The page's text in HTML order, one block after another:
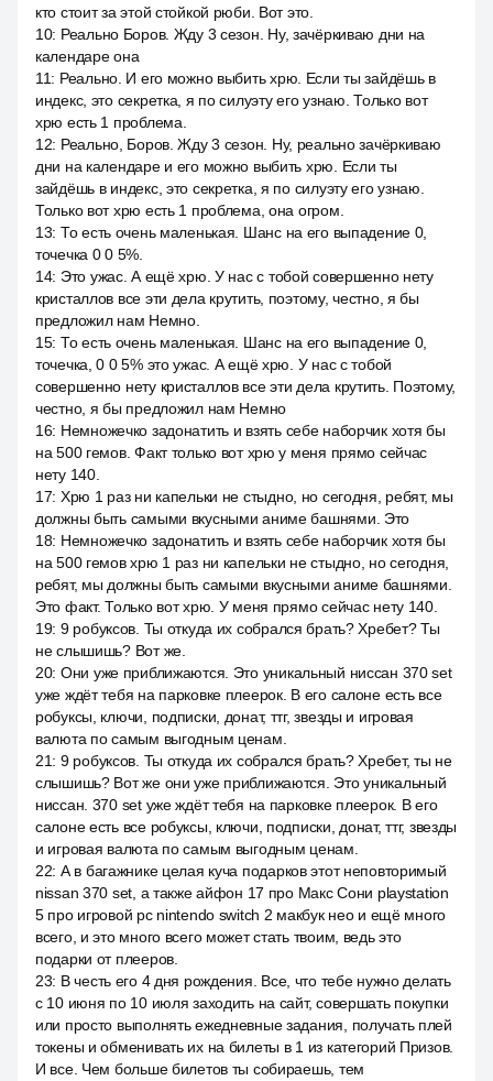
кто стоит за этой стойкой рюби. Вот это.
10: Реально Боров. Жду 3 сезон. Ну, зачёркиваю дни на
календаре она
11: Реально. И его можно выбить хрю. Если ты зайдёшь в
индекс, это секретка, я по силуэту его узнаю. Только вот
хрю есть 1 проблема.
12: Реально, Боров. Жду 3 сезон. Ну, реально зачёркиваю
дни на календаре и его можно выбить хрю. Если ты
зайдёшь в индекс, это секретка, я по силуэту его узнаю.
Только вот хрю есть 1 проблема, она огром.
13: То есть очень маленькая. Шанс на его выпадение 0,
точечка 0 0 5%.
14: Это ужас. А ещё хрю. У нас с тобой совершенно нету
кристаллов все эти дела крутить, поэтому, честно, я бы
предложил нам Немно.
15: То есть очень маленькая. Шанс на его выпадение 0,
точечка, 0 0 5% это ужас. А ещё хрю. У нас с тобой
совершенно нету кристаллов все эти дела крутить. Поэтому,
честно, я бы предложил нам Немно
16: Немножечко задонатить и взять себе наборчик хотя бы
на 500 гемов. Факт только вот хрю у меня прямо сейчас
нету 140.
17: Хрю 1 раз ни капельки не стыдно, но сегодня, ребят, мы
должны быть самыми вкусными аниме башнями. Это
18: Немножечко задонатить и взять себе наборчик хотя бы
на 500 гемов хрю 1 раз ни капельки не стыдно, но сегодня,
ребят, мы должны быть самыми вкусными аниме башнями.
Это факт. Только вот хрю. У меня прямо сейчас нету 140.
19: 9 робуксов. Ты откуда их собрался брать? Хребет? Ты
не слышишь? Вот же.
20: Они уже приближаются. Это уникальный ниссан 370 set
уже ждёт тебя на парковке плеерок. В его салоне есть все
робуксы, ключи, подписки, донат, ттг, звезды и игровая
валюта по самым выгодным ценам.
21: 9 робуксов. Ты откуда их собрался брать? Хребет, ты не
слышишь? Вот же они уже приближаются. Это уникальный
ниссан. 370 set уже ждёт тебя на парковке плеерок. В его
салоне есть все робуксы, ключи, подписки, донат, ттг, звезды
и игровая валюта по самым выгодным ценам.
22: А в багажнике целая куча подарков этот неповторимый
nissan 370 set, а также айфон 17 про Макс Сони playstation
5 про игровой pc nintendo switch 2 макбук нео и ещё много
всего, и это много всего может стать твоим, ведь это
подарки от плееров.
23: В честь его 4 дня рождения. Все, что тебе нужно делать
с 10 июня по 10 июля заходить на сайт, совершать покупки
или просто выполнять ежедневные задания, получать плей
токены и обменивать их на билеты в 1 из категорий Призов.
И все. Чем больше билетов ты собираешь, тем